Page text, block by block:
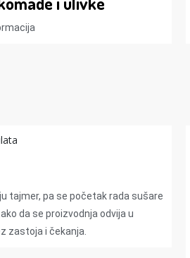
tajmer, pa se početak rada sušare
da se proizvodnja odvija u
zastoja i čekanja.